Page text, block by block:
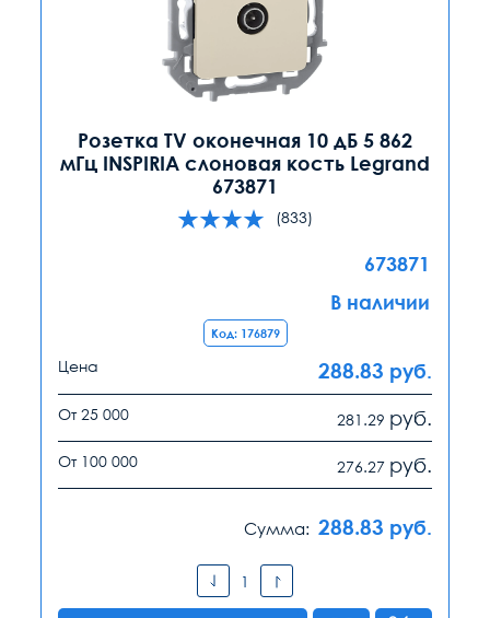
Розетка TV оконечная 10 дБ 5 862
мГц INSPIRIA слоновая кость Legrand
673871
(833)
673871
В наличии
Код: 176879
Цена 288.83 руб.
От 25 000 281.29 руб.
От 100 000 276.27 руб.
Сумма: 288.83 руб.